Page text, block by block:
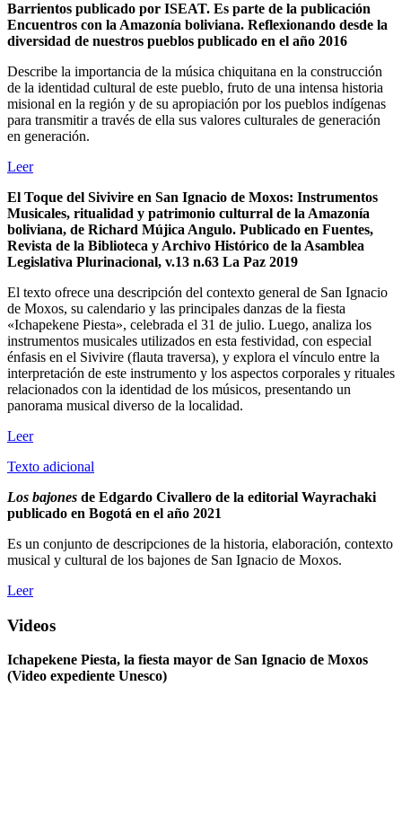
Barrientos publicado por ISEAT. Es parte de la publicación
Encuentros con la Amazonía boliviana. Reflexionando desde la
diversidad de nuestros pueblos publicado en el año 2016
Describe la importancia de la música chiquitana en la construcción
de la identidad cultural de este pueblo, fruto de una intensa historia
misional en la región y de su apropiación por los pueblos indígenas
para transmitir a través de ella sus valores culturales de generación
en generación.
Leer
El Toque del Sivivire en San Ignacio de Moxos: Instrumentos
Musicales, ritualidad y patrimonio culturral de la Amazonía
boliviana, de Richard Mújica Angulo. Publicado en Fuentes,
Revista de la Biblioteca y Archivo Histórico de la Asamblea
Legislativa Plurinacional, v.13 n.63 La Paz 2019
El texto ofrece una descripción del contexto general de San Ignacio
de Moxos, su calendario y las principales danzas de la fiesta
«Ichapekene Piesta», celebrada el 31 de julio. Luego, analiza los
instrumentos musicales utilizados en esta festividad, con especial
énfasis en el Sivivire (flauta traversa), y explora el vínculo entre la
interpretación de este instrumento y los aspectos corporales y rituales
relacionados con la identidad de los músicos, presentando un
panorama musical diverso de la localidad.
Leer
Texto adicional
Los bajones de Edgardo Civallero de la editorial Wayrachaki
publicado en Bogotá en el año 2021
Es un conjunto de descripciones de la historia, elaboración, contexto
musical y cultural de los bajones de San Ignacio de Moxos.
Leer
Videos
Ichapekene Piesta, la fiesta mayor de San Ignacio de Moxos
(Video expediente Unesco)